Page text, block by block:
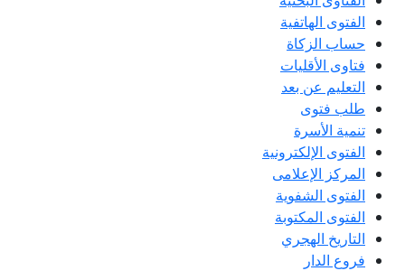
الفتوى الهاتفية
حساب الزكاة
فتاوى الأقليات
التعليم عن بعد
طلب فتوى
تنمية الأسرة
الفتوى الإلكترونية
المركز الإعلامى
الفتوى الشفوية
الفتوى المكتوبة
التاريخ الهجري
فروع الدار